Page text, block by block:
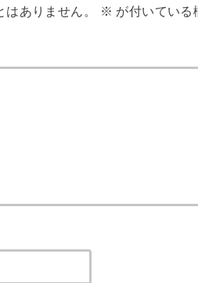
ありません。 ※ が付いている